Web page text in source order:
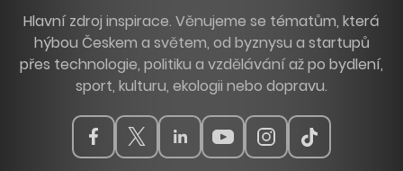
Hlavní zdroj inspirace. Věnujeme se tématům, která
hýbou Českem a světem, od byznysu a startupů
přes technologie, politiku a vzdělávání až po bydlení,
sport, kulturu, ekologii nebo dopravu.